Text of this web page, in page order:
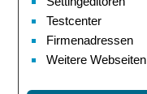
Testcenter
Firmenadressen
Weitere Webseiten